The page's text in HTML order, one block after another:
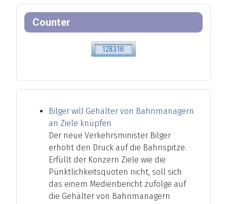
Counter
Bilger will Gehälter von Bahnmanagern
an Ziele knüpfen
Der neue Verkehrsminister Bilger
erhöht den Druck auf die Bahnspitze.
Erfüllt der Konzern Ziele wie die
Pünktlichkeitsquoten nicht, soll sich
das einem Medienbericht zufolge auf
die Gehälter von Bahnmanagern